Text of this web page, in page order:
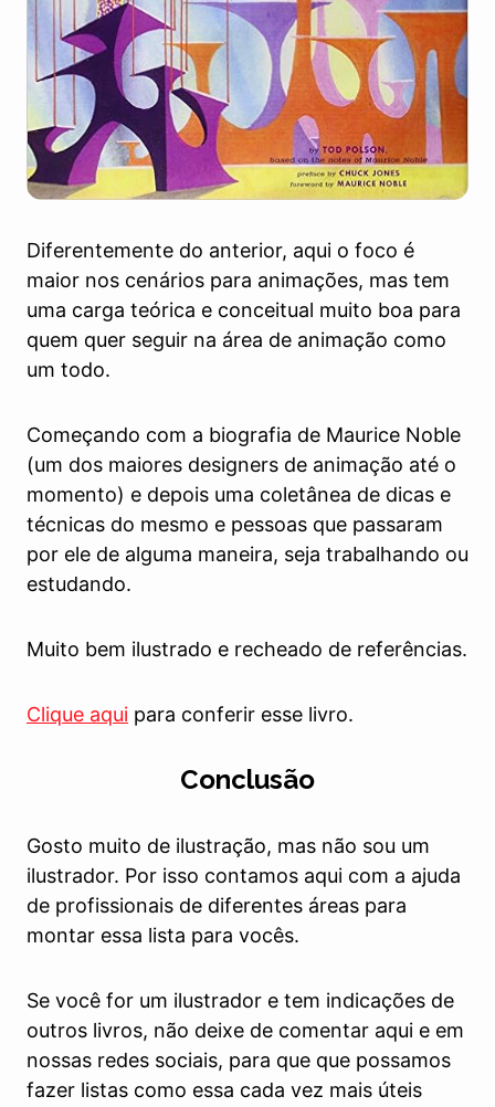
Diferentemente do anterior, aqui o foco é
maior nos cenários para animações, mas tem
uma carga teórica e conceitual muito boa para
quem quer seguir na área de animação como
um todo.
Começando com a biografia de Maurice Noble
(um dos maiores designers de animação até o
momento) e depois uma coletânea de dicas e
técnicas do mesmo e pessoas que passaram
por ele de alguma maneira, seja trabalhando ou
estudando.
Muito bem ilustrado e recheado de referências.
Clique aqui para conferir esse livro.
Conclusão
Gosto muito de ilustração, mas não sou um
ilustrador. Por isso contamos aqui com a ajuda
de profissionais de diferentes áreas para
montar essa lista para vocês.
Se você for um ilustrador e tem indicações de
outros livros, não deixe de comentar aqui e em
nossas redes sociais, para que que possamos
fazer listas como essa cada vez mais úteis